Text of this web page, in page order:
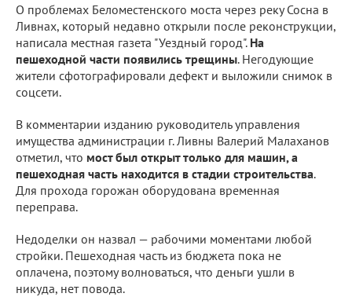
О проблемах Беломестенского моста через реку Сосна в
Ливнах, который недавно открыли после реконструкции,
написала местная газета "Уездный город". На
пешеходной части появились трещины. Негодующие
жители сфотографировали дефект и выложили снимок в
соцсети.
В комментарии изданию руководитель управления
имущества администрации г. Ливны Валерий Малаханов
отметил, что мост был открыт только для машин, а
пешеходная часть находится в стадии строительства.
Для прохода горожан оборудована временная
переправа.
Недоделки он назвал — рабочими моментами любой
стройки. Пешеходная часть из бюджета пока не
оплачена, поэтому волноваться, что деньги ушли в
никуда, нет повода.